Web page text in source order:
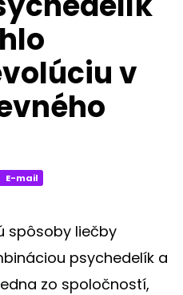
v
E-mail
spôsoby liečby
psychedelík a
zo spoločností,